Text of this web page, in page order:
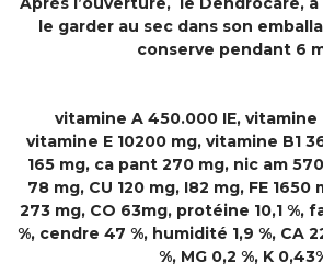
le garder au sec dans son
conserve pendant 6
vitamine A 450.000 IE, vitamine
vitamine E 10200 mg, vitamine B1
165 mg, ca pant 270 mg, nic am
78 mg, CU 120 mg, I82 mg, FE 1650
273 mg, CO 63mg, protéine 10,1 %,
%, cendre 47 %, humidité 1,9 %, CA
%, MG 0,2 %, K